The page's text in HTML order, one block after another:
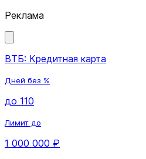
Реклама
ВТБ: Кредитная карта
Дней без %
до 110
Лимит до
1 000 000 ₽